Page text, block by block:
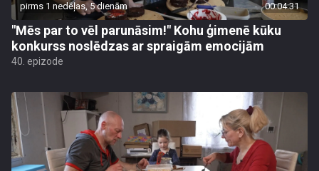
pirms 1 nedēļas, 5 dienām 00:04:31
"Mēs par to vēl parunāsim!" Kohu ģimenē kūku
konkurss noslēdzas ar spraigām emocijām
40. epizode